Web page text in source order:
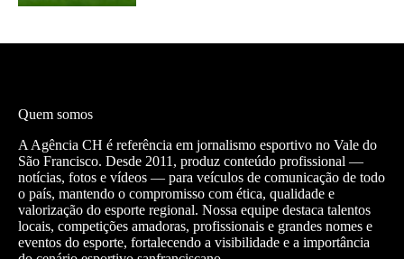
Quem somos
A Agência CH é referência em jornalismo esportivo no Vale do
São Francisco. Desde 2011, produz conteúdo profissional —
notícias, fotos e vídeos — para veículos de comunicação de todo
o país, mantendo o compromisso com ética, qualidade e
valorização do esporte regional. Nossa equipe destaca talentos
locais, competições amadoras, profissionais e grandes nomes e
eventos do esporte, fortalecendo a visibilidade e a importância